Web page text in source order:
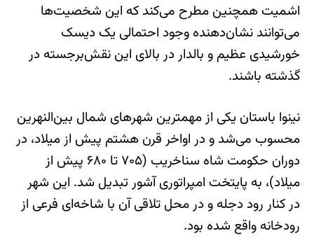
اشمیت همچنین مطرح می‌کند که این شخصیت‌ها
می‌توانند نشان‌دهنده وجود احتمالی یک دیسک
خورشیدی عظیم و بالدار در بالای این نقش‌برجسته در
گذشته باشند.
نینوا باستان یکی از مهمترین شهرهای شمال بین‌النهرین
محسوب می‌شد و در اواخر قرن هشتم پیش از میلاد، در
دوران حکومت شاه سناخریب (۷۰۵ تا ۶۸۰ پیش از
میلاد)، به پایتخت امپراتوری آشور تبدیل شد. این شهر
در کنار رود دجله و در محل تلاقی آن با شاخه‌ای فرعی از
رودخانه واقع شده بود.